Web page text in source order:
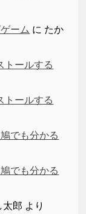
ーム に たか
トールする
トールする
でも分かる
でも分かる
太郎 より